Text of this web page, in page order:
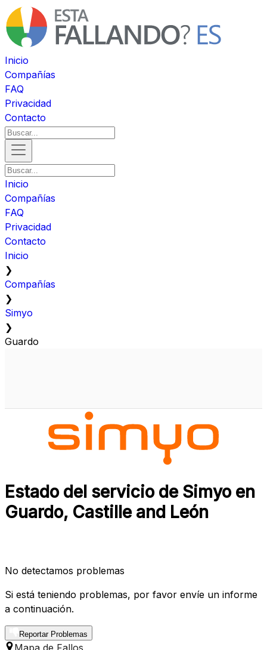
Inicio
Compañías
FAQ
Privacidad
Contacto
Inicio
Compañías
FAQ
Privacidad
Contacto
Inicio
❯
Compañías
❯
Simyo
❯
Guardo
Estado del servicio de Simyo en
Guardo, Castille and León
No detectamos problemas
Si está teniendo problemas, por favor envíe un informe
a continuación.
Reportar Problemas